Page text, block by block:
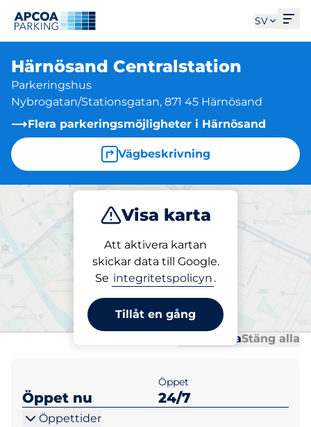
SV
Härnösand Centralstation
Parkeringshus
Nybrogatan/Stationsgatan, 871 45 Härnösand
Flera parkeringsmöjligheter i Härnösand
Vägbeskrivning
Visa karta
Att aktivera kartan
skickar data till Google.
Se integritetspolicyn .
Tillåt en gång
Parkera
Parkering på plats
Härnösand Centralstation
Öppna allaStäng alla
Öppet nu
Öppet
24/7
Öppettider